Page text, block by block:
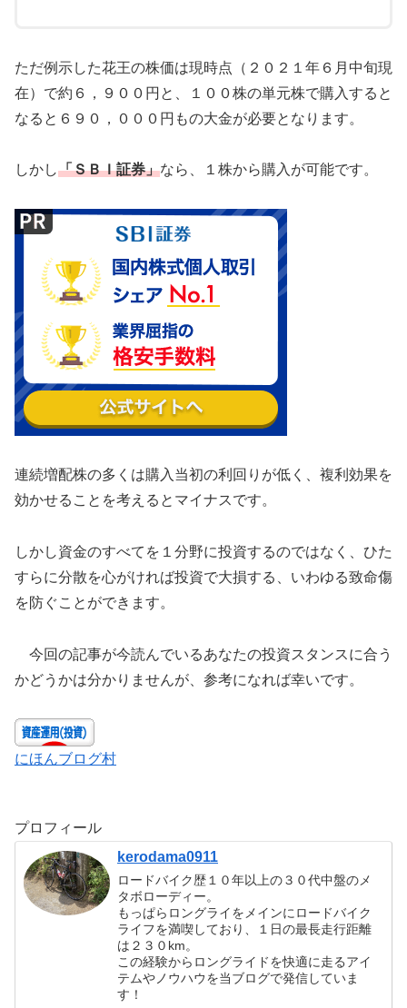
ただ例示した花王の株価は現時点（２０２１年６月中旬現
在）で約６，９００円と、１００株の単元株で購入すると
なると６９０，０００円もの大金が必要となります。
しかし「ＳＢＩ証券」なら、１株から購入が可能です。
連続増配株の多くは購入当初の利回りが低く、複利効果を
効かせることを考えるとマイナスです。
しかし資金のすべてを１分野に投資するのではなく、ひた
すらに分散を心がければ投資で大損する、いわゆる致命傷
を防ぐことができます。
今回の記事が今読んでいるあなたの投資スタンスに合う
かどうかは分かりませんが、参考になれば幸いです。
にほんブログ村
プロフィール
kerodama0911
ロードバイク歴１０年以上の３０代中盤のメ
タボローディー。
もっぱらロングライをメインにロードバイク
ライフを満喫しており、１日の最長走行距離
は２３０km。
この経験からロングライドを快適に走るアイ
テムやノウハウを当ブログで発信していま
す！